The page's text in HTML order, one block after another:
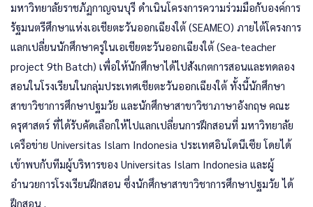
มหาวิทยาลัยราชภัฏกาญจนบุรี ดำเนินโครงการความร่วมมือกับองค์การ
รัฐมนตรีศึกษาแห่งเอเชียตะวันออกเฉียงใต้ (SEAMEO) ภายไต้โครงการ
แลกเปลี่ยนนักศึกษาครูในเอเชียตะวันออกเฉียงใต้ (Sea-teacher
project 9th Batch) เพื่อให้นักศึกษาได้ไปสังเกตการสอนและทดลอง
สอนในโรงเรียนในกลุ่มประเทศเชียตะวันออกเฉียงใต้ ทั้งนี้นักศึกษา
สาขาวิชาการศึกษาปฐมวัย และนักศึกษาสาขาวิชาภาษาอังกฤษ คณะ
ครุศาสตร์ ที่ได้รับคัดเลือกให้ไปแลกเปลี่ยนการฝึกสอนที่ มหาวิทยาลัย
เครือข่าย Universitas Islam Indonesia ประเทศอินโดนีเซีย โดยได้
เข้าพบกับทีมผู้บริหารของ Universitas Islam Indonesia และผู้
อำนวยการโรงเรียนฝึกสอน ซึ่งนักศึกษาสาขาวิชาการศึกษาปฐมวัย ได้
ฝึกสอน .